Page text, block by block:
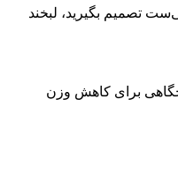
تصمیم بگیرید، لبخند
برای کاهش وزن